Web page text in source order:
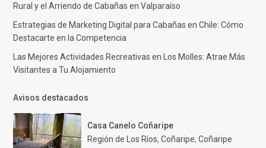
Rural y el Arriendo de Cabañas en Valparaíso
Estrategias de Marketing Digital para Cabañas en Chile: Cómo
Destacarte en la Competencia
Las Mejores Actividades Recreativas en Los Molles: Atrae Más
Visitantes a Tu Alojamiento
Avisos destacados
Casa Canelo Coñaripe
Región de Los Ríos, Coñaripe, Coñaripe